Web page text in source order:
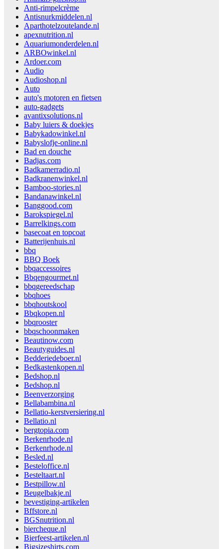
Anti-rimpelcrème
Antisnurkmiddelen.nl
Aparthotelzoutelande.nl
apexnutrition.nl
Aquariumonderdelen.nl
ARBOwinkel.nl
Ardoer.com
Audio
Audioshop.nl
Auto
auto's motoren en fietsen
auto-gadgets
avantixsolutions.nl
Baby luiers & doekjes
Babykadowinkel.nl
Babyslofje-online.nl
Bad en douche
Badjas.com
Badkamerradio.nl
Badkranenwinkel.nl
Bamboo-stories.nl
Bandanawinkel.nl
Banggood.com
Barokspiegel.nl
Barrelkings.com
basecoat en topcoat
Batterijenhuis.nl
bbq
BBQ Boek
bbqaccessoires
Bbqengourmet.nl
bbqgereedschap
bbqhoes
bbqhoutskool
Bbqkopen.nl
bbqrooster
bbqschoonmaken
Beautinow.com
Beautyguides.nl
Bedderiedeboer.nl
Bedkastenkopen.nl
Bedshop.nl
Bedshop.nl
Beenverzorging
Bellabambina.nl
Bellatio-kerstversiering.nl
Bellatio.nl
bergtopia.com
Berkenrhode.nl
Berkenrhode.nl
Besled.nl
Besteloffice.nl
Besteltaart.nl
Bestpillow.nl
Beugelbakje.nl
bevestiging-artikelen
Bffstore.nl
BGSnutrition.nl
biercheque.nl
Bierfeest-artikelen.nl
Bigsizeshirts.com